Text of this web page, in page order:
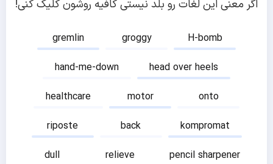
اگر معنی این لغات رو بلد نیستی کافیه روشون کلیک کنی!
gremlin groggy
H-bomb
hand-me-down
head over heels
healthcare
motor
onto
riposte
back
kompromat
dull
relieve
pencil sharpener